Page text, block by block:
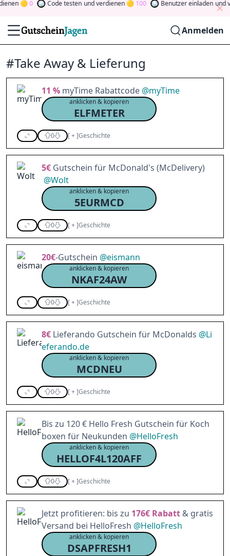
0 Code testen und verdienen 100 Benutzer einladen und
Anmelden
#Take Away & Lieferung
11 % myTime Rabattcode @myTime
anklicken & kopieren
ELFMETER
0 [+]Geschichte
5€ Gutschein für McDonald's (McDelivery)
@Wolt
anklicken & kopieren
5EURMCD
0 [+]Geschichte
20€-Gutschein @eismann
anklicken & kopieren
NKAF24AW
0 [+]Geschichte
8€ Lieferando Gutschein für McDonalds @Li
eferando.de
anklicken & kopieren
MCDNEU
0 [+]Geschichte
Bis zu 120 € Hello Fresh Gutschein für Koch
boxen für Neukunden @HelloFresh
anklicken & kopieren
HELLOF4L120AFF
0 [+]Geschichte
Jetzt profitieren: bis zu 176€ Rabatt & gratis
Versand bei HelloFresh @HelloFresh
anklicken & kopieren
DSAPFRESH1